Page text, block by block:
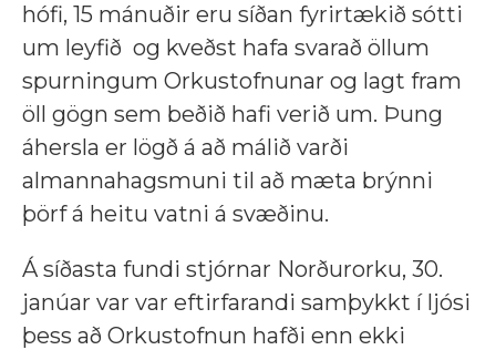
hófi, 15 mánuðir eru síðan fyrirtækið sótti
um leyfið og kveðst hafa svarað öllum
spurningum Orkustofnunar og lagt fram
öll gögn sem beðið hafi verið um. Þung
áhersla er lögð á að málið varði
almannahagsmuni til að mæta brýnni
þörf á heitu vatni á svæðinu.
Á síðasta fundi stjórnar Norðurorku, 30.
janúar var var eftirfarandi samþykkt í ljósi
þess að Orkustofnun hafði enn ekki